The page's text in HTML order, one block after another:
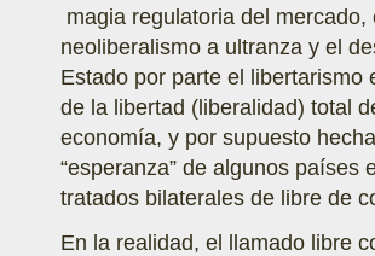
magia regulatoria del mercado,
neoliberalismo a ultranza y el
Estado por parte el libertarismo
de la libertad (liberalidad) total
economía, y por supuesto
“esperanza” de algunos países
tratados bilaterales de libre de
En la realidad, el llamado libre